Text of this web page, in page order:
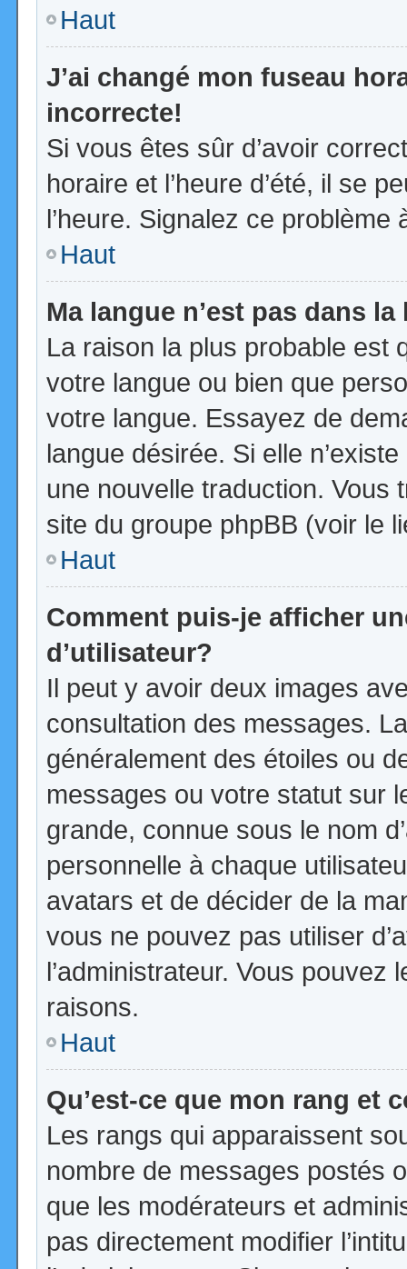
Haut
J’ai changé mon fuseau
incorrecte!
Si vous êtes sûr d’avoir
horaire et l’heure d’été, il se
l’heure. Signalez ce problème
Haut
Ma langue n’est pas dans la
La raison la plus probable est
votre langue ou bien que
votre langue. Essayez de
langue désirée. Si elle
une nouvelle traduction. Vous
site du groupe phpBB (voir le
Haut
Comment puis-je afficher
d’utilisateur?
Il peut y avoir deux images
consultation des messages.
généralement des étoiles ou
messages ou votre statut sur
grande, connue sous le nom
personnelle à chaque
avatars et de décider de la
vous ne pouvez pas utiliser
l’administrateur. Vous
raisons.
Haut
Qu’est-ce que mon rang et
Les rangs qui apparaissent
nombre de messages postés
que les modérateurs et
pas directement modifier